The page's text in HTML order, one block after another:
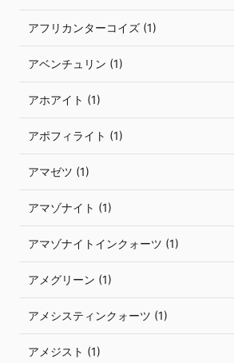
アフリカンターコイズ (1)
アベンチュリン (1)
アホアイト (1)
アポフィライト (1)
アマゼツ (1)
アマゾナイト (1)
アマゾナイトインクォーツ (1)
アメグリーン (1)
アメシスティンクォーツ (1)
アメジスト (1)